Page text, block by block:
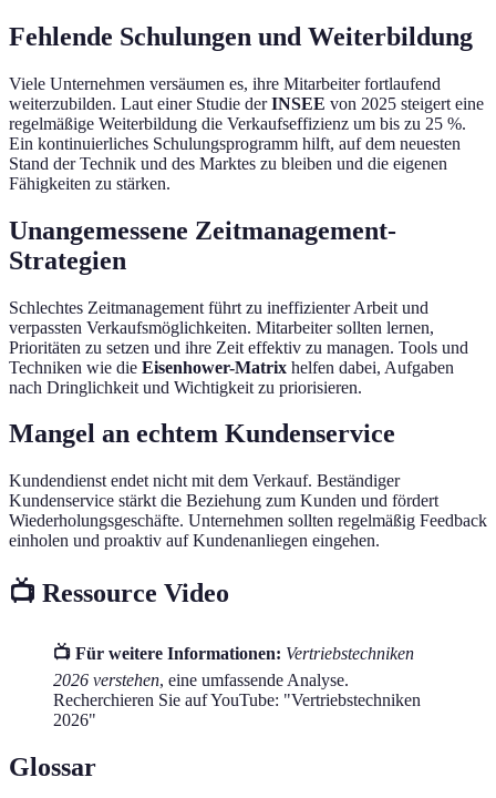
Fehlende Schulungen und Weiterbildung
Viele Unternehmen versäumen es, ihre Mitarbeiter fortlaufend
weiterzubilden. Laut einer Studie derINSEE von 2025 steigert eine
regelmäßige Weiterbildung die Verkaufseffizienz um bis zu 25 %.
Ein kontinuierliches Schulungsprogramm hilft, auf dem neuesten
Stand der Technik und des Marktes zu bleiben und die eigenen
Fähigkeiten zu stärken.
Unangemessene Zeitmanagement-
Strategien
Schlechtes Zeitmanagement führt zu ineffizienter Arbeit und
verpassten Verkaufsmöglichkeiten. Mitarbeiter sollten lernen,
Prioritäten zu setzen und ihre Zeit effektiv zu managen. Tools und
Techniken wie die Eisenhower-Matrix helfen dabei, Aufgaben
nach Dringlichkeit und Wichtigkeit zu priorisieren.
Mangel an echtem Kundenservice
Kundendienst endet nicht mit dem Verkauf. Beständiger
Kundenservice stärkt die Beziehung zum Kunden und fördert
Wiederholungsgeschäfte. Unternehmen sollten regelmäßig Feedback
einholen und proaktiv auf Kundenanliegen eingehen.
📺 Ressource Video
📺 Für weitere Informationen: Vertriebstechniken
2026 verstehen, eine umfassende Analyse.
Recherchieren Sie auf YouTube: "Vertriebstechniken
2026"
Glossar